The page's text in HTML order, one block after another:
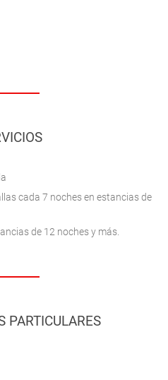
cada 7 noches en estancias de
de 12 noches y más.
PARTICULARES